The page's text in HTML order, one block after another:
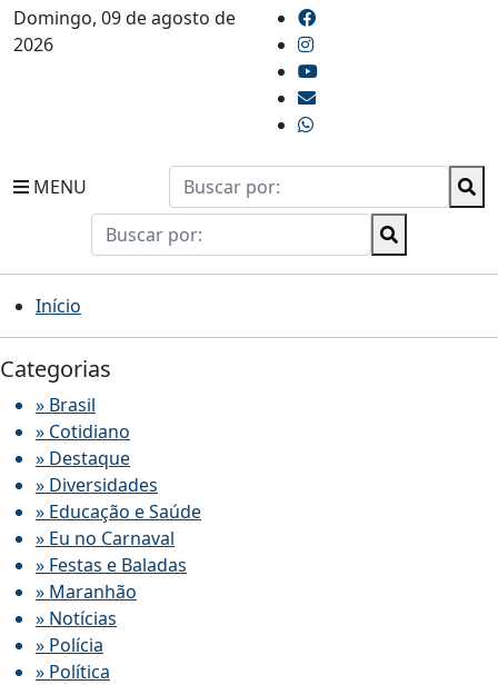
Domingo, 09 de agosto de
2026
MENU
Início
Categorias
» Brasil
» Cotidiano
» Destaque
» Diversidades
» Educação e Saúde
» Eu no Carnaval
» Festas e Baladas
» Maranhão
» Notícias
» Polícia
» Política